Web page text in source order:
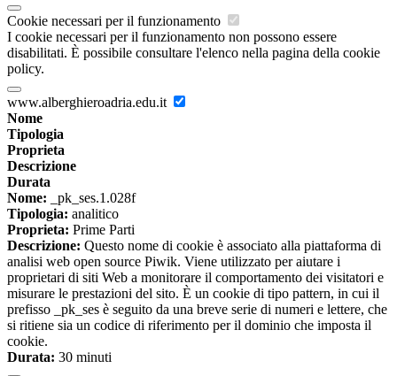
Cookie necessari per il funzionamento
I cookie necessari per il funzionamento non possono essere
disabilitati. È possibile consultare l'elenco nella pagina della cookie
policy.
www.alberghieroadria.edu.it
Nome
Tipologia
Proprieta
Descrizione
Durata
Nome: _pk_ses.1.028f
Tipologia: analitico
Proprieta: Prime Parti
Descrizione: Questo nome di cookie è associato alla piattaforma di
analisi web open source Piwik. Viene utilizzato per aiutare i
proprietari di siti Web a monitorare il comportamento dei visitatori e
misurare le prestazioni del sito. È un cookie di tipo pattern, in cui il
prefisso _pk_ses è seguito da una breve serie di numeri e lettere, che
si ritiene sia un codice di riferimento per il dominio che imposta il
cookie.
Durata: 30 minuti